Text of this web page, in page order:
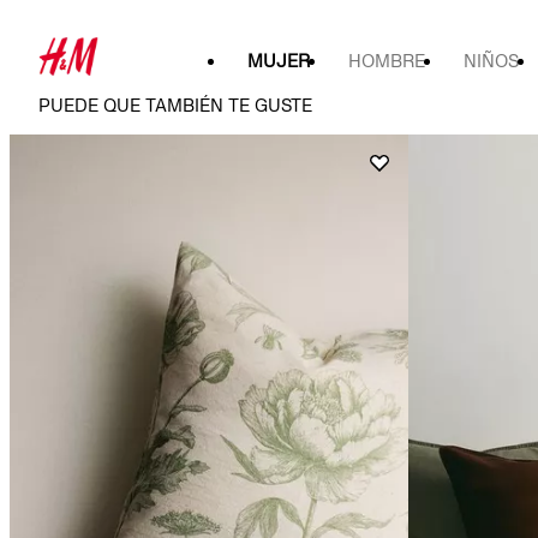
MUJER HOMBRE NIÑOS
PUEDE QUE TAMBIÉN TE GUSTE